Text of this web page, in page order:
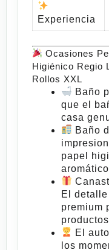
Experiencia
Ocasiones
Higiénico Regio
Rollos XXL
Baño
que el
casa
Baño
papel
El
premium
El
los